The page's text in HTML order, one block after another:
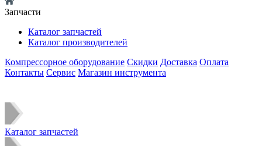
Запчасти
Каталог запчастей
Каталог производителей
Компрессорное оборудование Скидки Доставка Оплата
Контакты Сервис Магазин инструмента
Каталог запчастей